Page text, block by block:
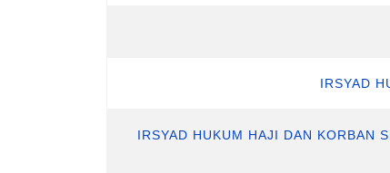
IRSYAD
IRSYAD HUKUM HAJI DAN KORBAN